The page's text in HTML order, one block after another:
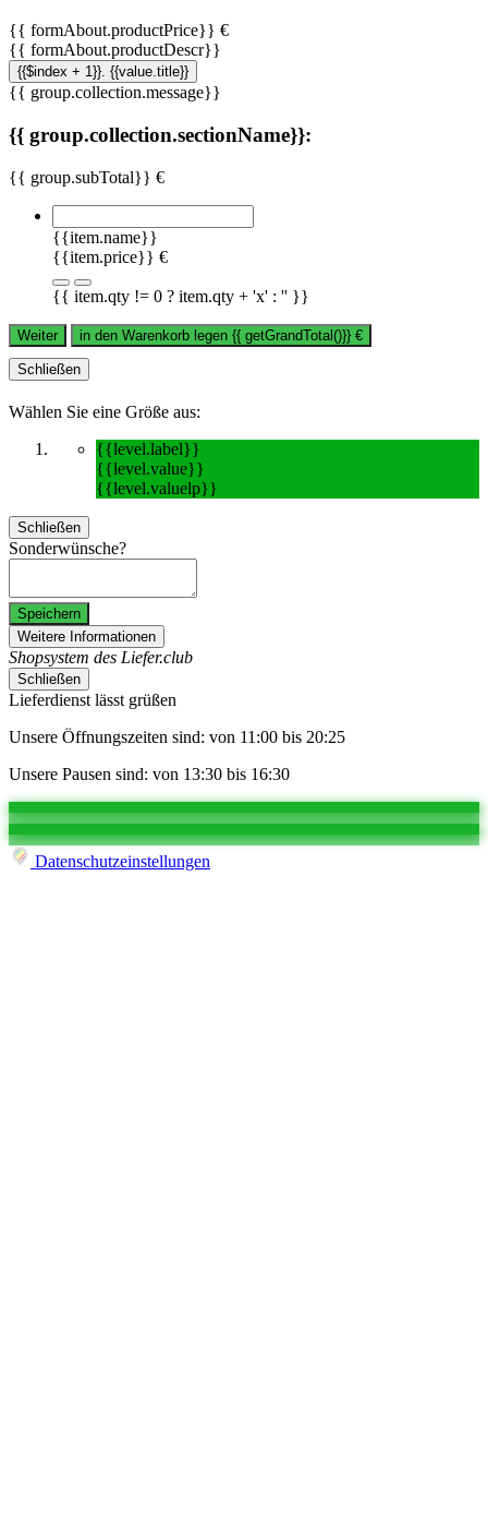
{{ formAbout.productPrice}} €
{{ formAbout.productDescr}}
{{$index + 1}}. {{value.title}}
{{ group.collection.message}}
{{ group.collection.sectionName}}:
{{ group.subTotal}} €
{{item.name}}
{{item.price}} €
{{ item.qty != 0 ? item.qty + 'x' : '' }}
Weiter in den Warenkorb legen {{ getGrandTotal()}} €
Schließen
Wählen Sie eine Größe aus:
{{level.label}}
{{level.value}}
{{level.valuelp}}
Schließen
Sonderwünsche?
Speichern
Weitere Informationen
Shopsystem des Liefer.club
Schließen
Lieferdienst lässt grüßen
Unsere Öffnungszeiten sind: von 11:00 bis 20:25
Unsere Pausen sind: von 13:30 bis 16:30
Datenschutzeinstellungen